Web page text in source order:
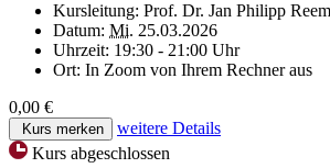
Kursleitung: Prof. Dr. Jan Philipp
Datum: Mi. 25.03.2026
Uhrzeit: 19:30 - 21:00 Uhr
Ort: In Zoom von Ihrem Rechner aus
0,00 €
Kurs merken
weitere Details
Kurs abgeschlossen